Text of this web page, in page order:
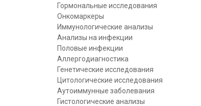
Гормональные исследования
Онкомаркеры
Иммунологические анализы
Анализы на инфекции
Половые инфекции
Аллергодиагностика
Генетические исследования
Цитологические исследования
Аутоиммунные заболевания
Гистологические анализы